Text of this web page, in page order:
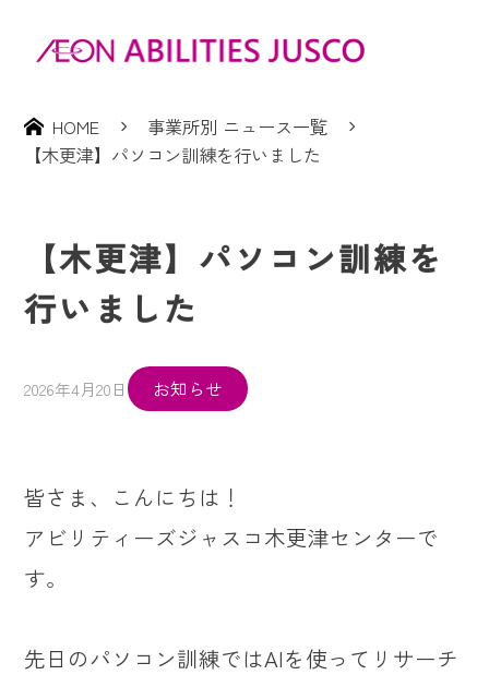
HOME
事業所別 ニュース一覧
【木更津】パソコン訓練を行いました
【木更津】パソコン訓練を
行いました
2026年4月20日 お知らせ
皆さま、こんにちは！
アビリティーズジャスコ木更津センターで
す。
先日のパソコン訓練ではAIを使ってリサーチ